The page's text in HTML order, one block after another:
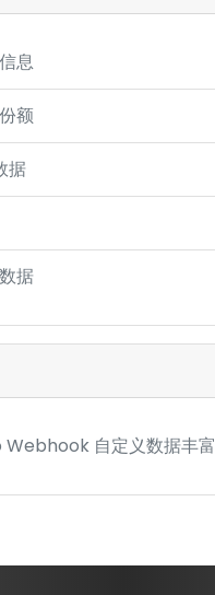
息
额
据
据
自定义数据丰富